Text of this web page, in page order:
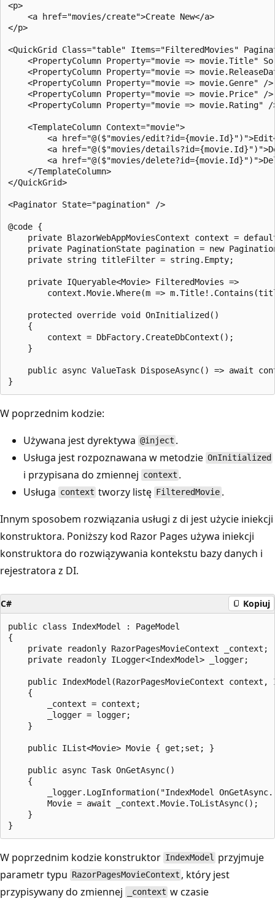
<p>
    <a href="movies/create">Create New</a>
</p>
<QuickGrid Class="table" Items="FilteredMovies"
<PropertyColumn Property="movie => movie.Title"
<PropertyColumn Property="movie =>
    <PropertyColumn Property="movie => movie.Genre" />
    <PropertyColumn Property="movie => movie.Price" />
<PropertyColumn Property="movie => movie.Rating" /
    <TemplateColumn Context="movie">
<a href="@($"movies/
<a href="@($"movies/
<a href="@($"movies/
    </TemplateColumn>
</QuickGrid>
<Paginator State="pagination" />
@code {
private BlazorWebAppMoviesContext context =
private PaginationState pagination = new
    private string titleFilter = string.Empty;
    private IQueryable<Movie> FilteredMovies =>
context.Movie.Where(m =>
    protected override void OnInitialized()
    {
        context = DbFactory.CreateDbContext();
    }
public async ValueTask DisposeAsync() => await
W poprzednim kodzie:
Używana jest dyrektywa @inject .
Usługa jest rozpoznawana w metodzie OnInitialized
i przypisana do zmiennej context .
Usługa context tworzy listę FilteredMovie .
Innym sposobem rozwiązania usługi z di jest użycie iniekcji
konstruktora. Poniższy kod Razor Pages używa iniekcji
konstruktora do rozwiązywania kontekstu bazy danych i
rejestratora z DI.
C# Kopiuj
public class IndexModel : PageModel
{
    private readonly RazorPagesMovieContext _context;
    private readonly ILogger<IndexModel> _logger;
public IndexModel(RazorPagesMovieContext context,
    {
        _context = context;
        _logger = logger;
    }
    public IList<Movie> Movie { get;set; }
    public async Task OnGetAsync()
    {
_logger.LogInformation("IndexModel
        Movie = await _context.Movie.ToListAsync();
    }
W poprzednim kodzie konstruktor IndexModel przyjmuje
parametr typu RazorPagesMovieContext , który jest
przypisywany do zmiennej
_context w czasie